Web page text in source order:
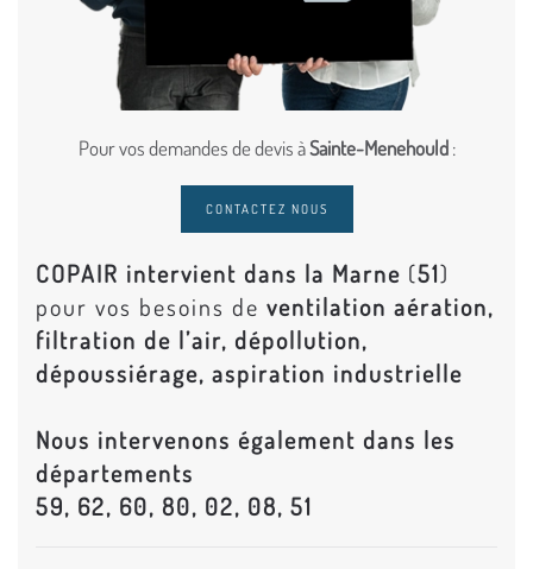
Pour vos demandes de devis àSainte-Menehould:
CONTACTEZ NOUS
COPAIR intervient dans la Marne (51)
pour vos besoins de ventilation aération,
filtration de l’air, dépollution,
dépoussiérage, aspiration industrielle
Nous intervenons également dans les
départements
59, 62, 60, 80, 02, 08, 51